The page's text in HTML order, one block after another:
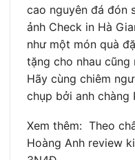
cao nguyên đá đón
ảnh Check in Hà
như một món quà
tặng cho nhau cũng
Hãy cùng chiêm
chụp bởi anh chàng
Xem thêm: Theo
Hoàng Anh review